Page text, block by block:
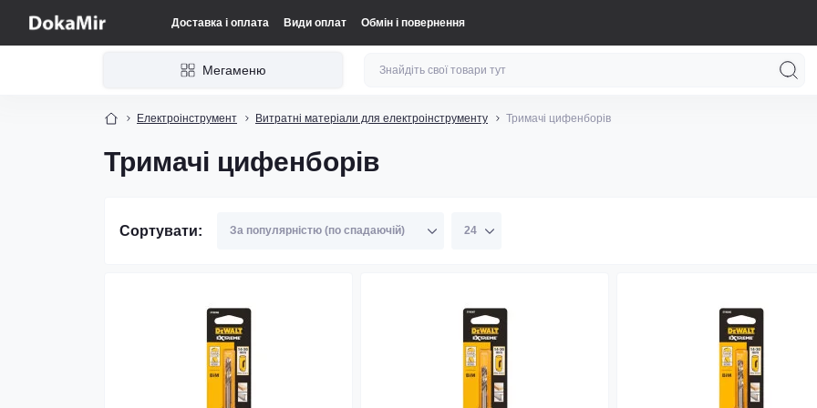
Доставка і оплата Види оплат Обмін і повернення
Мегаменю
Електроінструмент Витратні матеріали для електроінструменту Тримачі цифенборів
Тримачі цифенборів
Сортувати: